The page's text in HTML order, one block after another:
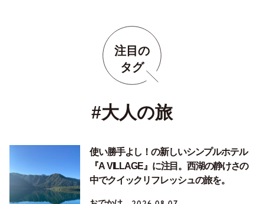
注目の
タグ
#大人の旅
使い勝手よし！の新しいシンプルホテル
『A VILLAGE』に注目。西湖の静けさの
中でクイックリフレッシュの旅を。